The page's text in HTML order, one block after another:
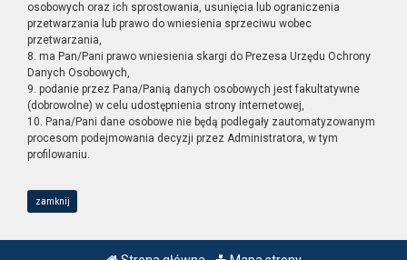
osobowych oraz ich sprostowania, usunięcia lub ograniczenia
przetwarzania lub prawo do wniesienia sprzeciwu wobec
przetwarzania,
8. ma Pan/Pani prawo wniesienia skargi do Prezesa Urzędu Ochrony
Danych Osobowych,
9. podanie przez Pana/Panią danych osobowych jest fakultatywne
(dobrowolne) w celu udostępnienia strony internetowej,
10. Pana/Pani dane osobowe nie będą podlegały zautomatyzowanym
procesom podejmowania decyzji przez Administratora, w tym
profilowaniu.
zamknij